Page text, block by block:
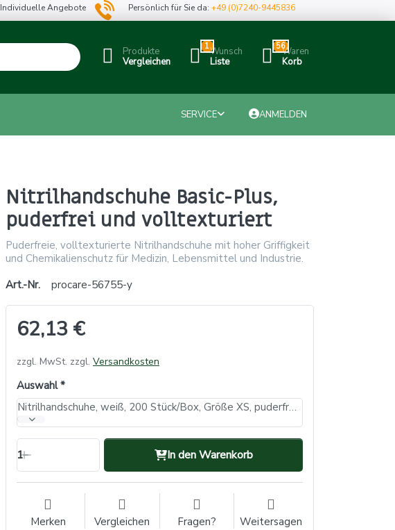
Individuelle Angebote Persönlich für Sie da:+49 (0)7240-9445836
Produkte
Vergleichen
1Wunsch
Liste
56Waren
Korb
SERVICE ANMELDEN
Nitrilhandschuhe Basic-Plus,
puderfrei und volltexturiert
Puderfreie, volltexturierte Nitrilhandschuhe mit hoher Griffigkeit
und Chemikalienschutz für Medizin, Lebensmittel und Industrie.
Art.-Nr.
procare-56755-y
62,13 €
zzgl. MwSt. zzgl. Versandkosten
Auswahl
Nitrilhandschuhe, weiß, 200 Stück/Box, Größe XS, puderfrei, white Basic-Plus (VE: 10, Inhalt: 200 Stück)
1 In den Warenkorb
Merken Vergleichen Fragen? Weitersagen